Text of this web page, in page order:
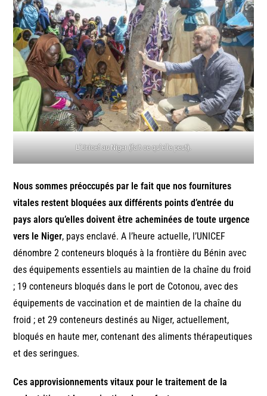
L’Unicef au Niger (fait ce qu’elle peut).
Nous sommes préoccupés par le fait que nos fournitures
vitales restent bloquées aux différents points d’entrée du
pays alors qu’elles doivent être acheminées de toute urgence
vers le Niger, pays enclavé. A l’heure actuelle, l’UNICEF
dénombre 2 conteneurs bloqués à la frontière du Bénin avec
des équipements essentiels au maintien de la chaîne du froid
; 19 conteneurs bloqués dans le port de Cotonou, avec des
équipements de vaccination et de maintien de la chaîne du
froid ; et 29 conteneurs destinés au Niger, actuellement,
bloqués en haute mer, contenant des aliments thérapeutiques
et des seringues.
Ces approvisionnements vitaux pour le traitement de la